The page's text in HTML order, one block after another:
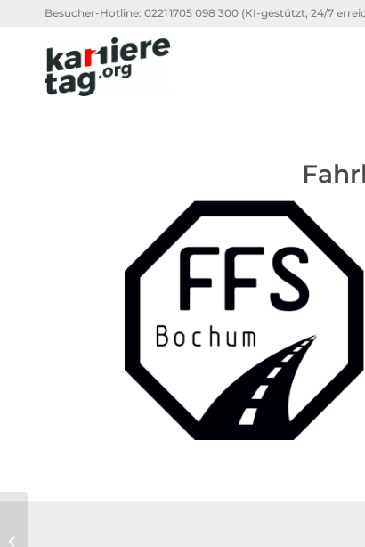
Besucher-Hotline: 0221 1705 098 300 (KI-gestützt, 24/7